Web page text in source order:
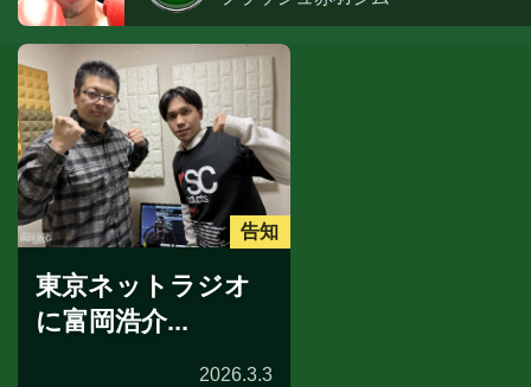
告知
東京ネットラジオ
に富岡浩介...
2026.3.3